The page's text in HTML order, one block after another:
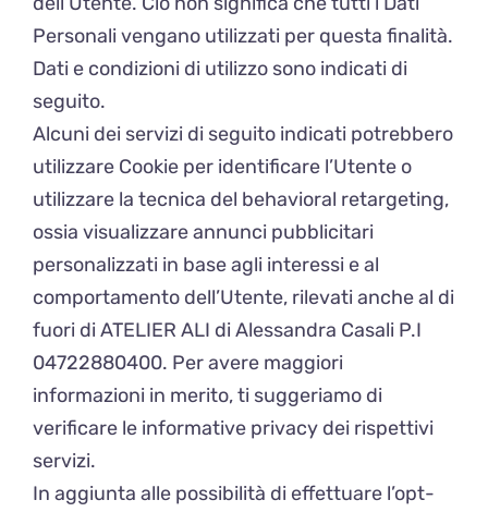
Personali vengano utilizzati per questa finalità.
Dati e condizioni di utilizzo sono indicati di
seguito.
Alcuni dei servizi di seguito indicati potrebbero
utilizzare Cookie per identificare l’Utente o
utilizzare la tecnica del behavioral retargeting,
ossia visualizzare annunci pubblicitari
personalizzati in base agli interessi e al
comportamento dell’Utente, rilevati anche al di
fuori di ATELIER ALI di Alessandra Casali P.I
04722880400. Per avere maggiori
informazioni in merito, ti suggeriamo di
verificare le informative privacy dei rispettivi
servizi.
In aggiunta alle possibilità di effettuare l’opt-